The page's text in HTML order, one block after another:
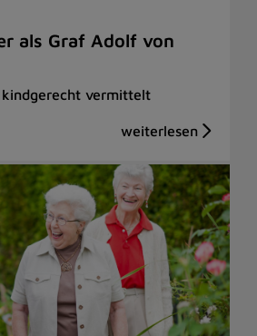
als Graf Adolf von
vermittelt